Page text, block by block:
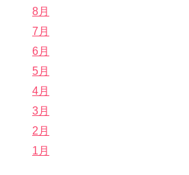
8月
7月
6月
5月
4月
3月
2月
1月